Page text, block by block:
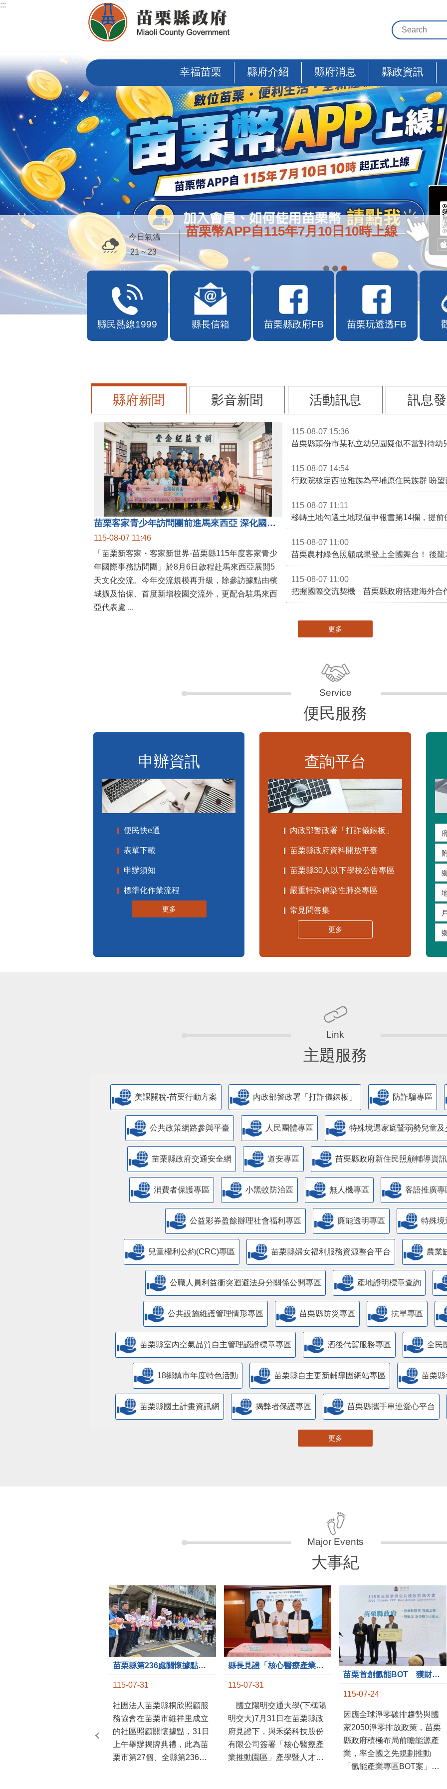
跳到主要內容區塊
:::
幸福苗栗 縣府介紹 縣府消息 縣政資訊
苗栗幣APP自115年7月10日10時上線
今日氣溫
21 ~ 23
縣民熱線1999 縣長信箱 苗栗縣政府FB 苗栗玩透透FB
縣府新聞 影音新聞 活動訊息 訊息
苗栗客家青少年訪問團前進馬來西亞 深化國際客家文化交流
115-08-07 11:46
「苗栗新客家・客家新世界-苗栗縣115年度客家青少
年國際事務訪問團」於8月6日啟程赴馬來西亞展開5
天文化交流。今年交流規模再升級，除參訪據點由檳
城擴及怡保、首度新增校園交流外，更配合駐馬來西
亞代表處 ...
115-08-07 15:36
苗栗縣頭份市某私立幼兒園疑似不當對待幼
115-08-07 14:54
115-08-07 11:11
移轉土地勾選土地現值申報書第14欄，提前
115-08-07 11:00
115-08-07 11:00
更多
便民服務
申辦資訊
便民快e通
表單下載
申辦須知
標準化作業流程
更多
查詢平台
內政部警政署「打詐儀錶板」
苗栗縣政府資料開放平臺
苗栗縣30人以下學校公告專區
嚴重特殊傳染性肺炎專區
常見問答集
更多
主題服務
美課關稅-苗栗行動方案 內政部警政署「打詐儀錶板」 防詐騙專區
公共政策網路參與平臺 人民團體專區 特殊境遇家庭暨弱勢兒童
苗栗縣政府交通安全網 道安專區 苗栗縣政府新住民照顧輔導資
消費者保護專區 小黑蚊防治區 無人機專區 客語推廣專
公益彩券盈餘辦理社會福利專區 廉能透明專區 特殊境
兒童權利公約(CRC)專區 苗栗縣婦女福利服務資源整合平台 農業
公職人員利益衝突迴避法身分關係公開專區 產地證明標章查詢
​公共設施維護管理情形專區 苗栗縣防災專區 抗旱專區
苗栗縣室內空氣品質自主管理認證標章專區 酒後代駕服務專區 全民
18鄉鎮市年度特色活動 苗栗縣自主更新輔導團網站專區 苗栗
苗栗縣國土計畫資訊網 揭弊者保護專區 苗栗縣攜手串連愛心平台
更多
大事紀
苗栗縣第236處關懷據點在苗栗市維祥里揭牌
115-07-31
社團法人苗栗縣桐欣照顧服
務協會在苗栗市維祥里成立
的社區照顧關懷據點，31日
上午舉辦揭牌典禮，此為苗
栗市第27個、全縣第236處
縣長見證「核心醫療產業推動園區」產學合作簽約儀式
115-07-31
國立陽明交通大學(下稱陽
明交大)7月31日在苗栗縣政
府見證下，與禾榮科技股份
有限公司簽署「核心醫療產
業推動園區」產學暨人才培
苗栗首創氫能BOT 獲財政部「突破之翼」肯定
115-07-24
因應全球淨零碳排趨勢與國
家2050淨零排放政策，苗栗
縣政府積極布局前瞻能源產
業，率全國之先規劃推動
「氫能產業專區BOT案」，